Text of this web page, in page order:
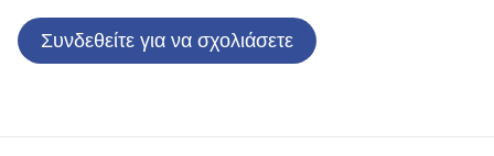
Συνδεθείτε για να σχολιάσετε